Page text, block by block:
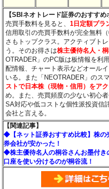
【SBIネオトレード証券のおすすめ
売買手数料を見ると、1日定額プラ
信用取引の売買手数料が完全無料
さもトップクラス。アクティブト
う。そのお得さは株主優待名人・
OTRADER」のPC版は板情報を利
配情報、チャート表示などオール
いる。また「NEOTRADER」のス
ストで日本株（現物・信用）をア
め。また、売買頻度の少ない初心
SA対応や低コストな個性派投資信
会社と言える。
【関連記事】
◆【ネット証券おすすめ比較】株の
券会社が安かった！
◆株主優待名人の桐谷さんお墨付き
口座を使い分けるのが桐谷流！